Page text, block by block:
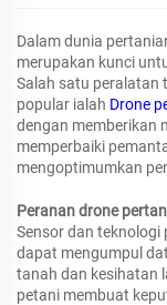
Dalam dunia
merupakan kunci
Salah satu peralatan
popular ialah Drone
dengan memberikan
memperbaiki
mengoptimumkan
Peranan drone
Sensor dan teknologi
dapat mengumpul
tanah dan kesihatan
petani membuat